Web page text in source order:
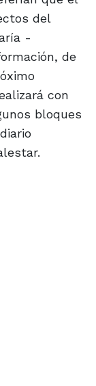
del
-
de
con
bloques